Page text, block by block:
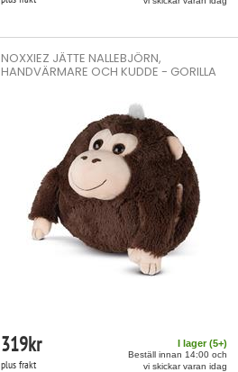
NOXXIEZ JÄTTE NALLEBJÖRN,
HANDVÄRMARE OCH KUDDE - GORILLA
319kr
plus frakt
I lager (5+)
Beställ innan 14:00 och
vi skickar varan idag